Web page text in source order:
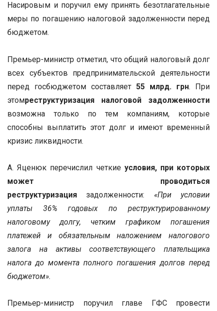
Насировым и поручил ему принять безотлагательные
меры по погашению налоговой задолженности перед
бюджетом.
Премьер-министр отметил, что общий налоговый долг
всех субъектов предпринимательской деятельности
перед госбюджетом составляет 55 млрд. грн. При
этомреструктуризация налоговой задолженности
возможна только по тем компаниям, которые
способны выплатить этот долг и имеют временный
кризис ликвидности.
А. Яценюк перечислил четкие условия, при которых
может проводиться
реструктуризациязадолженности: «При условии
уплаты 36% годовых по реструктурированному
налоговому долгу, четким графиком погашения
платежей и обязательным наложением налогового
залога на активы соответствующего плательщика
налога до момента полного погашения долгов перед
бюджетом».
Премьер-министр поручил главе ГФС провести